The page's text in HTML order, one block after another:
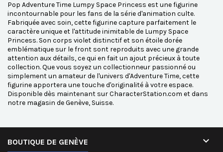
Pop Adventure Time Lumpy Space Princess est une figurine
incontournable pour les fans de la série d'animation culte.
Fabriquée avec soin, cette figurine capture parfaitement le
caractère unique et l'attitude inimitable de Lumpy Space
Princess. Son corps violet distinctif et son étoile dorée
emblématique sur le front sont reproduits avec une grande
attention aux détails, ce qui en fait un ajout précieux à toute
collection. Que vous soyez un collectionneur passionné ou
simplement un amateur de l'univers d'Adventure Time, cette
figurine apportera une touche d'originalité à votre espace.
Disponible dès maintenant sur CharacterStation.com et dans
notre magasin de Genève, Suisse.
BOUTIQUE DE GENÈVE 